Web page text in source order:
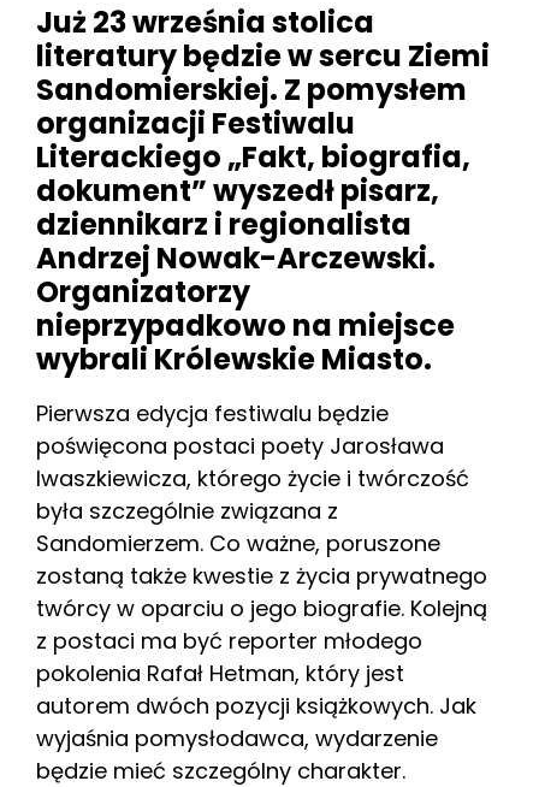
Już 23 września stolica
literatury będzie w sercu Ziemi
Sandomierskiej. Z pomysłem
organizacji Festiwalu
Literackiego „Fakt, biografia,
dokument” wyszedł pisarz,
dziennikarz i regionalista
Andrzej Nowak-Arczewski.
Organizatorzy
nieprzypadkowo na miejsce
wybrali Królewskie Miasto.
Pierwsza edycja festiwalu będzie
poświęcona postaci poety Jarosława
Iwaszkiewicza, którego życie i twórczość
była szczególnie związana z
Sandomierzem. Co ważne, poruszone
zostaną także kwestie z życia prywatnego
twórcy w oparciu o jego biografie. Kolejną
z postaci ma być reporter młodego
pokolenia Rafał Hetman, który jest
autorem dwóch pozycji książkowych. Jak
wyjaśnia pomysłodawca, wydarzenie
będzie mieć szczególny charakter.